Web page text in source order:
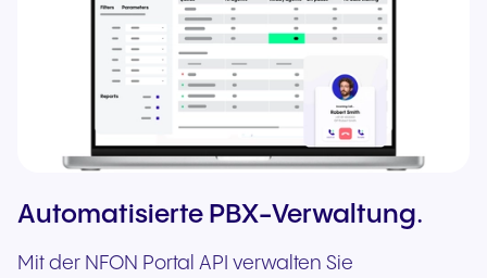
Automatisierte PBX-Verwaltung.
Mit der NFON Portal API verwalten Sie